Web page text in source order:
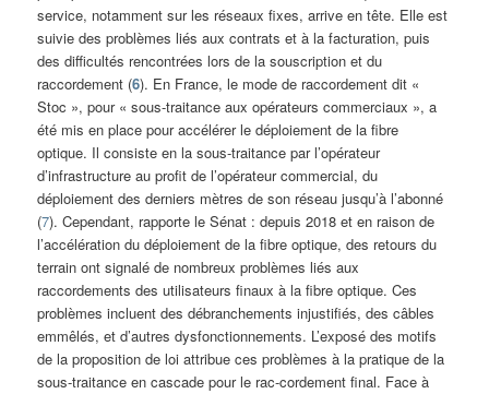
service, notamment sur les réseaux fixes, arrive en tête. Elle est
suivie des problèmes liés aux contrats et à la facturation, puis
des difficultés rencontrées lors de la souscription et du
raccordement (6). En France, le mode de raccordement dit «
Stoc », pour « sous-traitance aux opérateurs commerciaux », a
été mis en place pour accélérer le déploiement de la fibre
optique. Il consiste en la sous-traitance par l’opérateur
d’infrastructure au profit de l’opérateur commercial, du
déploiement des derniers mètres de son réseau jusqu’à l’abonné
(7). Cependant, rapporte le Sénat : depuis 2018 et en raison de
l’accélération du déploiement de la fibre optique, des retours du
terrain ont signalé de nombreux problèmes liés aux
raccordements des utilisateurs finaux à la fibre optique. Ces
problèmes incluent des débranchements injustifiés, des câbles
emmêlés, et d’autres dysfonctionnements. L’exposé des motifs
de la proposition de loi attribue ces problèmes à la pratique de la
sous-traitance en cascade pour le rac-cordement final. Face à